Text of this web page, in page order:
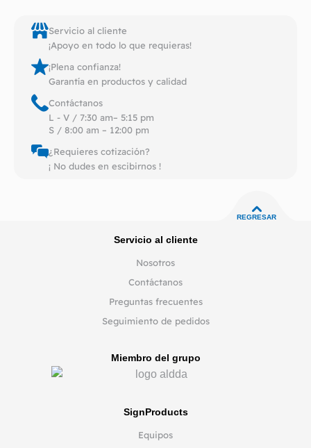
Servicio al cliente
¡Apoyo en todo lo que requieras!
¡Plena confianza!
Garantía en productos y calidad
Contáctanos
L - V / 7:30 am– 5:15 pm
S / 8:00 am – 12:00 pm
¿Requieres cotización?
¡ No dudes en escibirnos !
REGRESAR
Servicio al cliente
Nosotros
Contáctanos
Preguntas frecuentes
Seguimiento de pedidos
Miembro del grupo
SignProducts
Equipos